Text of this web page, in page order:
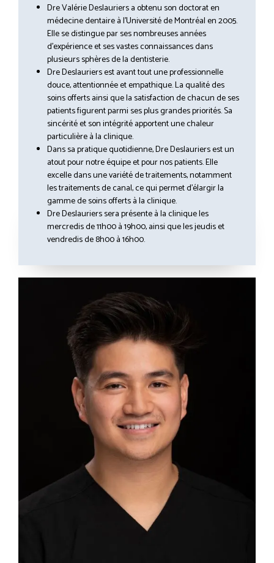
Dre Valérie Deslauriers a obtenu son doctorat en
médecine dentaire à l’Université de Montréal en 2005.
Elle se distingue par ses nombreuses années
d’expérience et ses vastes connaissances dans
plusieurs sphères de la dentisterie.
Dre Deslauriers est avant tout une professionnelle
douce, attentionnée et empathique. La qualité des
soins offerts ainsi que la satisfaction de chacun de ses
patients figurent parmi ses plus grandes priorités. Sa
sincérité et son intégrité apportent une chaleur
particulière à la clinique.
Dans sa pratique quotidienne, Dre Deslauriers est un
atout pour notre équipe et pour nos patients. Elle
excelle dans une variété de traitements, notamment
les traitements de canal, ce qui permet d’élargir la
gamme de soins offerts à la clinique.
Dre Deslauriers sera présente à la clinique les
mercredis de 11h00 à 19h00, ainsi que les jeudis et
vendredis de 8h00 à 16h00.